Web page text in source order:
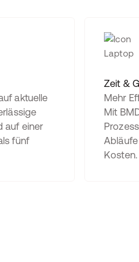
aktuelle
auf einer
fünf
Zeit &
Mehr
Mit
Kosten.